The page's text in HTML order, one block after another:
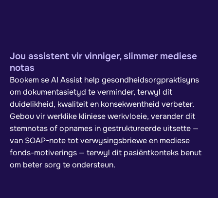
Jou assistent vir vinniger, slimmer mediese
notas
Bookem se AI Assist help gesondheidsorgpraktisyns
om dokumentasietyd te verminder, terwyl dit
duidelikheid, kwaliteit en konsekwentheid verbeter.
Gebou vir werklike kliniese werkvloeie, verander dit
stemnotas of opnames in gestruktureerde uitsette —
van SOAP-note tot verwysingsbriewe en mediese
fonds-motiverings — terwyl dit pasiëntkonteks benut
om beter sorg te ondersteun.